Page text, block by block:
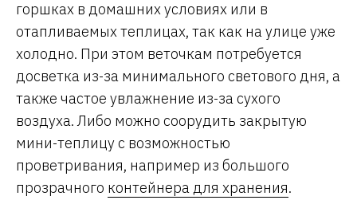
горшках в домашних условиях или в
отапливаемых теплицах, так как на улице уже
холодно. При этом веточкам потребуется
досветка из-за минимального светового дня, а
также частое увлажнение из-за сухого
воздуха. Либо можно соорудить закрытую
мини-теплицу с возможностью
проветривания, например из большого
прозрачного контейнера для хранения.